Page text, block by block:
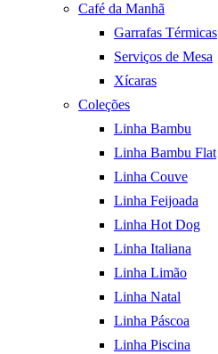
Café da Manhã
Garrafas Térmicas
Serviços de Mesa
Xícaras
Coleções
Linha Bambu
Linha Bambu Flat
Linha Couve
Linha Feijoada
Linha Hot Dog
Linha Italiana
Linha Limão
Linha Natal
Linha Páscoa
Linha Piscina